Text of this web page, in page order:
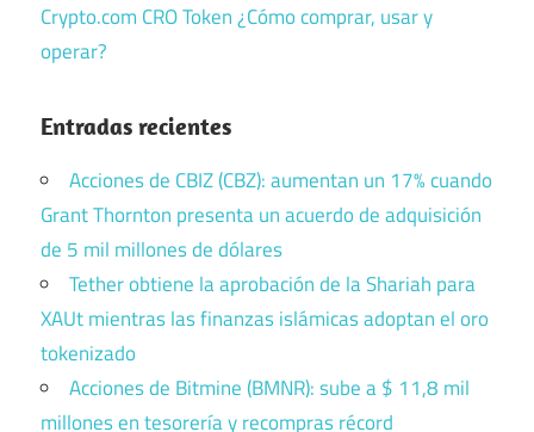
Crypto.com CRO Token ¿Cómo comprar, usar y
operar?
Entradas recientes
Acciones de CBIZ (CBZ): aumentan un 17% cuando
Grant Thornton presenta un acuerdo de adquisición
de 5 mil millones de dólares
Tether obtiene la aprobación de la Shariah para
XAUt mientras las finanzas islámicas adoptan el oro
tokenizado
Acciones de Bitmine (BMNR): sube a $ 11,8 mil
millones en tesorería y recompras récord